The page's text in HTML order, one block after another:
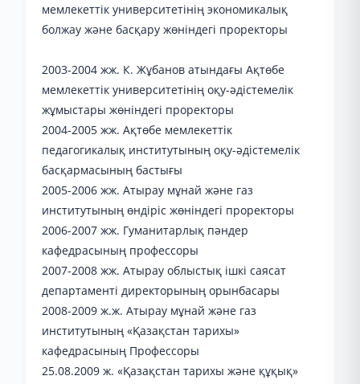
мемлекеттік университетінің экономикалық
болжау және басқару жөніндегі проректоры
2003-2004 жж. К. Жұбанов атындағы Ақтөбе
мемлекеттік университетінің оқу-әдістемелік
жұмыстары жөніндегі проректоры
2004-2005 жж. Ақтөбе мемлекеттік
педагогикалық институтының оқу-әдістемелік
басқармасының бастығы
2005-2006 жж. Атырау мұнай және газ
институтының өндіріс жөніндегі проректоры
2006-2007 жж. Гуманитарлық пәндер
кафедрасының профессоры
2007-2008 жж. Атырау облыстық ішкі саясат
департаменті директорының орынбасары
2008-2009 ж.ж. Атырау мұнай және газ
институтының «Қазақстан тарихы»
кафедрасының Профессоры
25.08.2009 ж. «Қазақстан тарихы және құқық»